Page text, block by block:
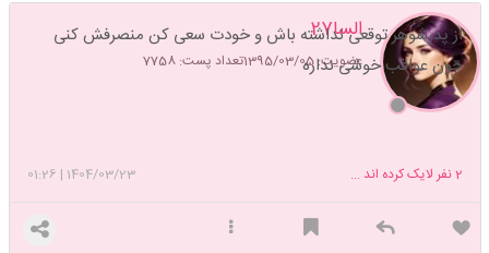
السا27
عضویت: 1395/03/05 تعداد پست: 7758
از پدرشوهر توقعی نداشته باش و خودت سعی کن منصرفش کنی
چون عواقب خوشی نداره
1404/03/23
|
01:26 2نفر لایک کرده اند ...